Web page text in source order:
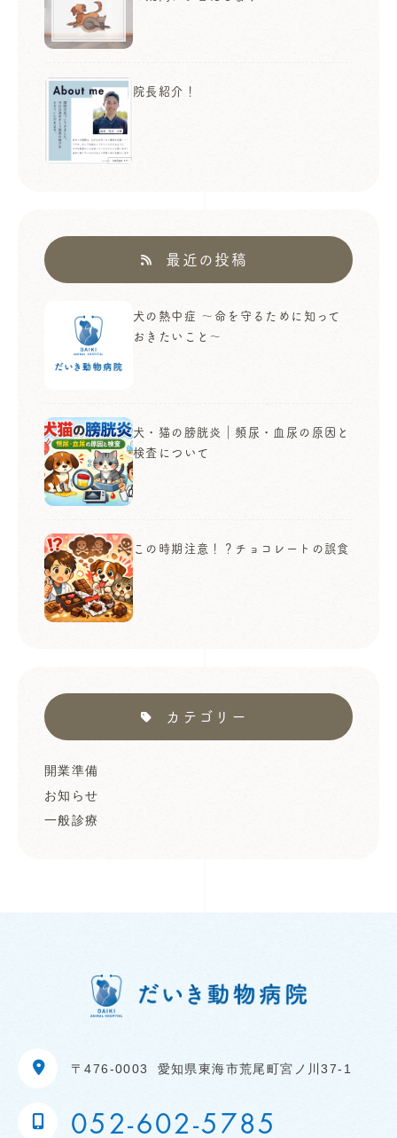
院長紹介！
最近の投稿
犬の熱中症 ～命を守るために知って
おきたいこと～
犬・猫の膀胱炎｜頻尿・血尿の原因と
検査について
この時期注意！？チョコレートの誤食
カテゴリー
開業準備
お知らせ
一般診療
〒476-0003 愛知県東海市荒尾町宮ノ川37-1
052-602-5785